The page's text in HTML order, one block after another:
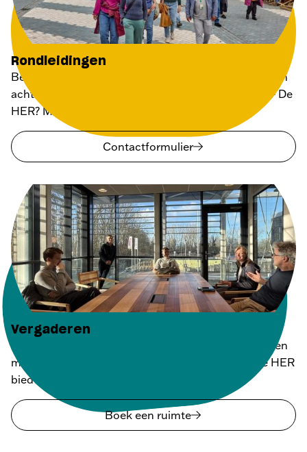
Rondleidingen
Benieuwd naar de bijzondere verhalen die schuilgaan
achter alle hergebruikte materialen op Milieupark + De
HER? Meld je aan voor een rondleiding.
Contactformulier
Vergaderen
Voor een vergadering of brainstorm op zoek naar een
mooie, lichte ruimte op een inspirerende plek? De HER
biedt genoeg mogelijkheden.
Boek een ruimte